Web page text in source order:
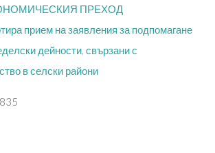
ПРЕХОД
прием на заявления за подпомагане
дейности, свързани с
в селски райони
835